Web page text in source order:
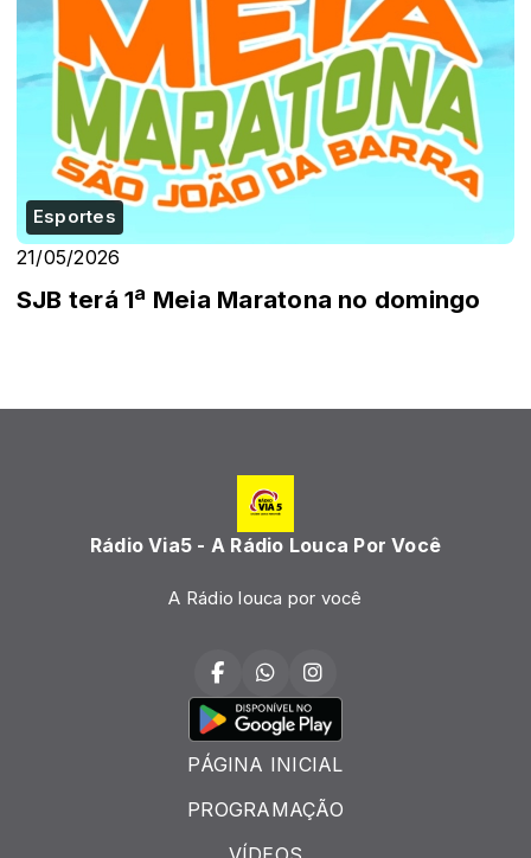
Esportes
21/05/2026
SJB terá 1ª Meia Maratona no domingo
Rádio Via5 - A Rádio Louca Por Você
A Rádio louca por você
PÁGINA INICIAL
PROGRAMAÇÃO